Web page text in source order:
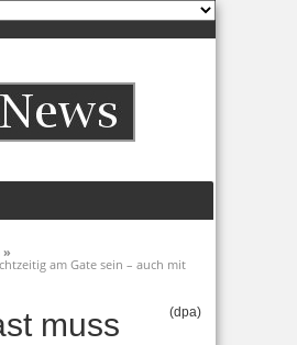
»
am Gate sein – auch mit
muss
(dpa)